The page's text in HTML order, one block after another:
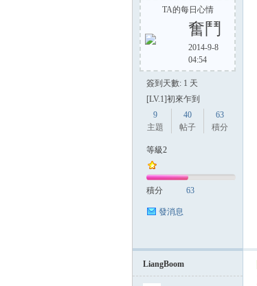
方
TA的每日心情
奮鬥
2014-9-8
04:54
簽到天數: 1 天
[LV.1]初來乍到
9
主題
40
帖子
63
積分
等級2
積分 63
發消息
LiangBoom